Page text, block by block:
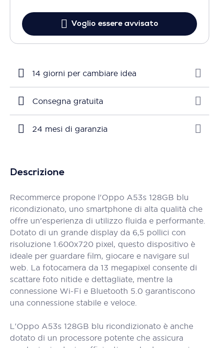
Voglio essere avvisato
14 giorni per cambiare idea
Consegna gratuita
24 mesi di garanzia
Descrizione
Recommerce propone l'Oppo A53s 128GB blu
ricondizionato, uno smartphone di alta qualità che
offre un'esperienza di utilizzo fluida e performante.
Dotato di un grande display da 6,5 pollici con
risoluzione 1.600x720 pixel, questo dispositivo è
ideale per guardare film, giocare e navigare sul
web. La fotocamera da 13 megapixel consente di
scattare foto nitide e dettagliate, mentre la
connessione Wi-Fi e Bluetooth 5.0 garantiscono
una connessione stabile e veloce.
L'Oppo A53s 128GB blu ricondizionato è anche
dotato di un processore potente che assicura